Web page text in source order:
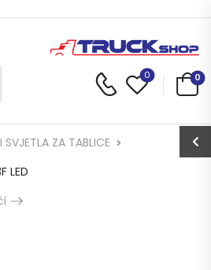
0 0
SVJETLA ZA TABLICE
LED